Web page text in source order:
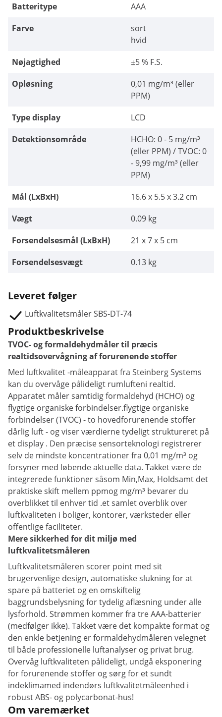
Batteritype
AAA
Farve
sort
hvid
Nøjagtighed
±5 % F.S.
Opløsning
0,01 mg/m³ (eller
PPM)
Type display
LCD
Detektionsområde
HCHO: 0 - 5 mg/m³
(eller PPM) / TVOC: 0
- 9,99 mg/m³ (eller
PPM)
Mål (LxBxH)
16.6 x 5.5 x 3.2 cm
Vægt
0.09 kg
Forsendelsesmål (LxBxH)
21 x 7 x 5 cm
Forsendelsesvægt
0.13 kg
Leveret følger
Luftkvalitetsmåler SBS-DT-74
Produktbeskrivelse
TVOC- og formaldehydmåler til præcis
realtidsovervågning af forurenende stoffer
Med luftkvalitet -måleapparat fra Steinberg Systems
kan du overvåge pålideligt rumlufteni realtid.
Apparatet måler samtidigformaldehyd (HCHO) og
flygtige organiske forbindelser.flygtige organiske
forbindelser (TVOC) -to hovedforurenende stoffer
dårlig luft - ogviserværdiernetydeligtstruktureret på
et display . Den præcisesensorteknologi registrerer
selv de mindste koncentrationerfra 0,01 mg/m³ og
forsyner med løbendeaktuelle data. Takket være de
integreredefunktionersåsom Min,Max, Holdsamt det
praktiskeskift mellem ppmog mg/m³ bevarer du
overblikket til enhver tid .et samlet overblik over
luftkvaliteten i boliger, kontorer, værksteder eller
offentligefaciliteter.
Mere sikkerhed for dit miljø med
luftkvalitetsmåleren
Luftkvalitetsmåleren scorer point med sit
brugervenlige design, automatiske slukning for at
spare på batteriet og en omskiftelig
baggrundsbelysning for tydelig aflæsning under alle
lysforhold. Strømmen kommer fra tre AAA-batterier
(medfølger ikke). Takket være det kompakte format og
den enkle betjening er formaldehydmåleren velegnet
til både professionelle luftanalyser og privat brug.
Overvåg luftkvaliteten pålideligt, undgå eksponering
for forurenende stoffer og sørg for et sundt
indeklimamed indendørs luftkvalitetmåleenhed i
robustABS- og polycarbonat-hus!
Om varemærket